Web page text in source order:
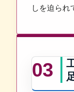
しを迫られ
03